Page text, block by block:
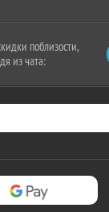
поблизости,
из чата: